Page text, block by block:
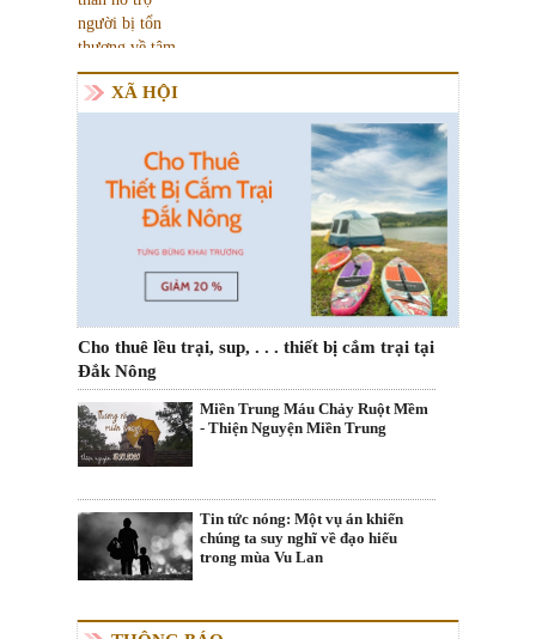
XÃ HỘI
Cho thuê lều trại, sup, . . . thiết bị cắm trại tại
Đắk Nông
Miền Trung Máu Chảy Ruột Mềm
- Thiện Nguyện Miền Trung
Tin tức nóng: Một vụ án khiến
chúng ta suy nghĩ về đạo hiếu
trong mùa Vu Lan